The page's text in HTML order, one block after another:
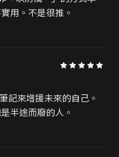
用。不是很推。
記來增援未來的自己。
半途而廢的人。